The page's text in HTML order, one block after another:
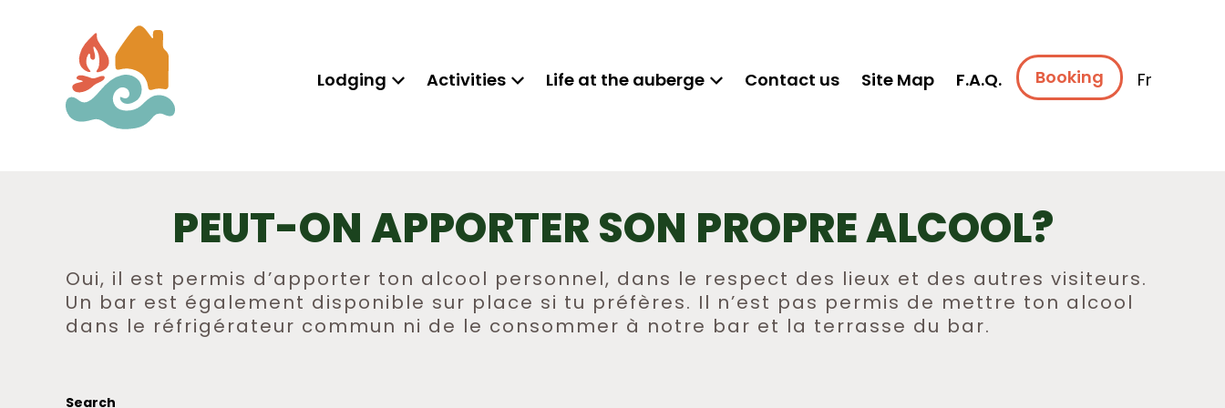
Lodging Activities Life at the auberge Contact us Site Map F.A.Q. Booking Fr
PEUT-ON APPORTER SON PROPRE ALCOOL?
Oui, il est permis d’apporter ton alcool personnel, dans le respect des lieux et des autres visiteurs.
Un bar est également disponible sur place si tu préfères. Il n’est pas permis de mettre ton alcool
dans le réfrigérateur commun ni de le consommer à notre bar et la terrasse du bar.
Search